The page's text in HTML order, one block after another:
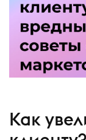
Как